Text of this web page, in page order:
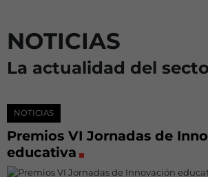
NOTICIAS
La actualidad del
NOTICIAS
Premios VI Jornadas de
educativa